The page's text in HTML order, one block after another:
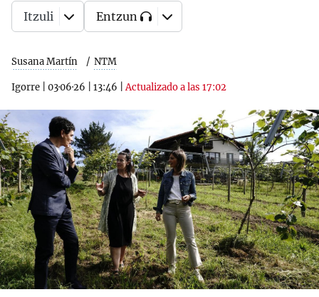
Susana Martín NTM
Igorre 03·06·26 13:46 |Actualizado a las 17:02
Itzuli Entzun